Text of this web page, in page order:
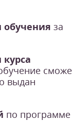
обучения за
выдан
по программе